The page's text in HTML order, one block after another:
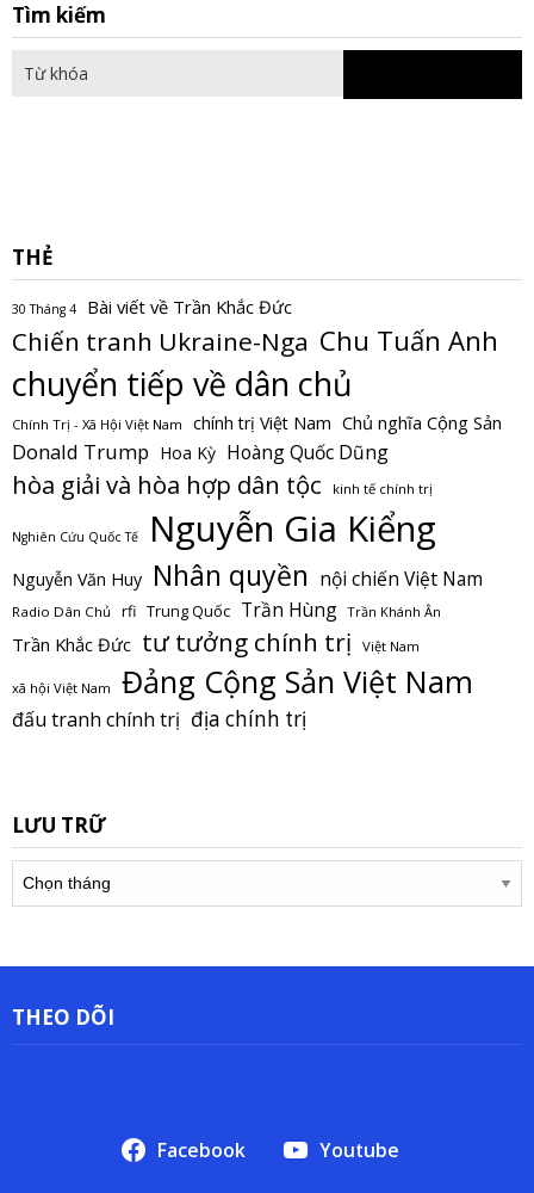
Tìm kiếm
THẺ
30 Tháng 4 Bài viết về Trần Khắc Đức
Chiến tranh Ukraine-Nga Chu Tuấn Anh
chuyển tiếp về dân chủ
Chính Trị - Xã Hội Việt Nam chính trị Việt Nam Chủ nghĩa Cộng Sản
Donald Trump Hoa Kỳ Hoàng Quốc Dũng
hòa giải và hòa hợp dân tộc kinh tế chính trị
Nghiên Cứu Quốc Tế Nguyễn Gia Kiểng
Nguyễn Văn Huy Nhân quyền nội chiến Việt Nam
Radio Dân Chủ rfi Trung Quốc Trần Hùng Trần Khánh Ân
Trần Khắc Đức tư tưởng chính trị Việt Nam
xã hội Việt Nam Đảng Cộng Sản Việt Nam
đấu tranh chính trị địa chính trị
LƯU TRỮ
Lưu
THEO DÕI
Facebook Youtube